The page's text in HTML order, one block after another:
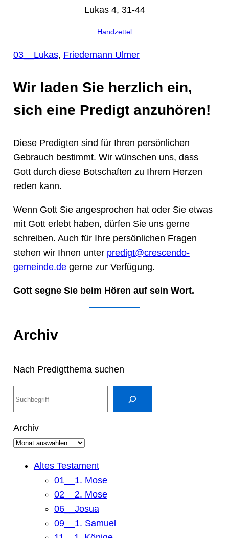
Lukas 4, 31-44
Handzettel
03__Lukas, Friedemann Ulmer
Wir laden Sie herzlich ein,
sich eine Predigt anzuhören!
Diese Predigten sind für Ihren persönlichen
Gebrauch bestimmt. Wir wünschen uns, dass
Gott durch diese Botschaften zu Ihrem Herzen
reden kann.
Wenn Gott Sie angesprochen hat oder Sie etwas
mit Gott erlebt haben, dürfen Sie uns gerne
schreiben. Auch für Ihre persönlichen Fragen
stehen wir Ihnen unter predigt@crescendo-
gemeinde.degerne zur Verfügung.
Gott segne Sie beim Hören auf sein Wort.
Archiv
Nach Predigtthema suchen
h
e
Archiv
Altes Testament
01__1. Mose
02__2. Mose
06__Josua
09__1. Samuel